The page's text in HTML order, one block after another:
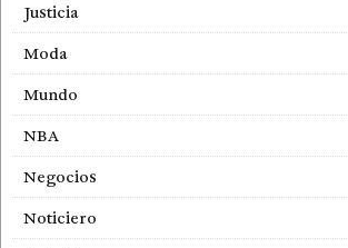
Justicia
Moda
Mundo
NBA
Negocios
Noticiero